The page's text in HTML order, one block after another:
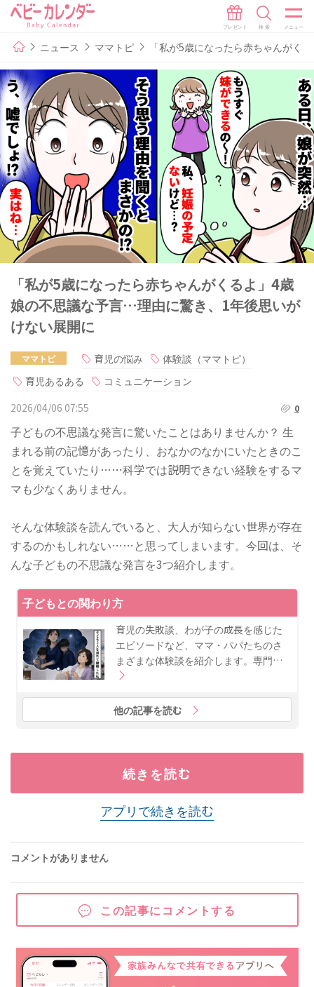
ニュース ママトピ 「私が5歳になったら赤ちゃんがく
「私が5歳になったら赤ちゃんがくるよ」4歳
娘の不思議な予言…理由に驚き、1年後思いが
けない展開に
ママトピ 育児の悩み
体験談（ママトピ）
育児あるある
コミュニケーション
2026/04/06 07:55
0
子どもの不思議な発言に驚いたことはありませんか？ 生
まれる前の記憶があったり、おなかのなかにいたときのこ
とを覚えていたり……科学では説明できない経験をするマ
マも少なくありません。
そんな体験談を読んでいると、大人が知らない世界が存在
するのかもしれない……と思ってしまいます。今回は、そ
んな子どもの不思議な発言を3つ紹介します。
子どもとの関わり方
育児の失敗談、わが子の成長を感じた
エピソードなど、ママ・パパたちのさ
まざまな体験談を紹介します。専門…
他の記事を読む
続きを読む
アプリで続きを読む
コメントがありません
この記事にコメントする